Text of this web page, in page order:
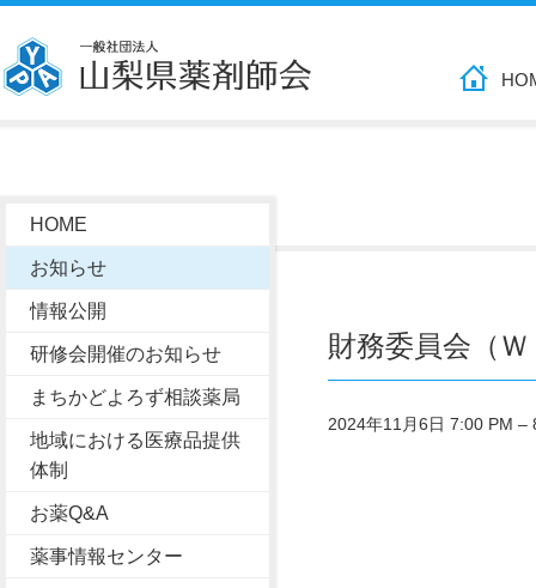
HOME
お知らせ
情報公開
研修会開催のお知らせ
まちかどよろず相談薬局
地域における医療品提供
体制
お薬Q&A
薬事情報センター
財務委員会（
2024年11月6日 7:00 PM –